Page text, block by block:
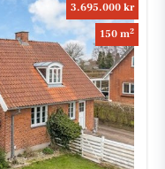
3.695.000 kr
150 m2